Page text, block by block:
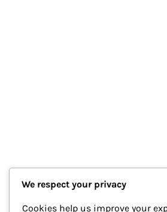
We respect your privacy
Cookies help us improve your